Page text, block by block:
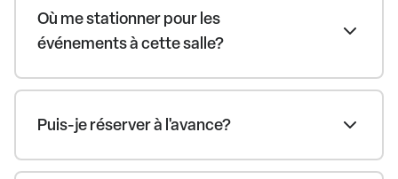
Où me stationner pour les
événements à cette salle?
Puis-je réserver à l'avance?